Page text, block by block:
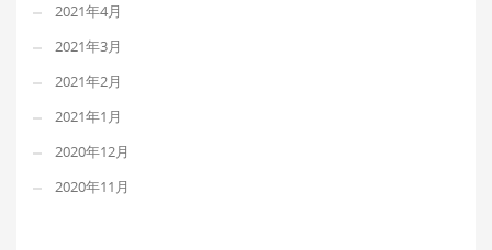
2021年4月
2021年3月
2021年2月
2021年1月
2020年12月
2020年11月